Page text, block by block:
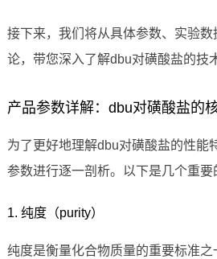
接下来，我们将从具体参数、实验
论，带您深入了解dbu对磺酸盐的技
产品参数详解：dbu对磺酸盐的
为了更好地理解dbu对磺酸盐的性能
参数进行逐一剖析。以下是几个重要
1. 纯度（purity）
纯度是衡量化合物质量的重要标准